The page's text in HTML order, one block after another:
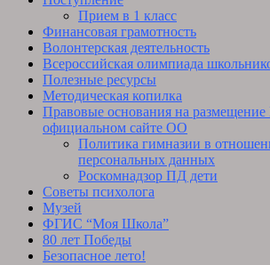
Прием в 1 класс
Финансовая грамотность
Волонтерская деятельность
Всероссийская олимпиада
Полезные ресурсы
Методическая копилка
Правовые основания на
официальном сайте ОО
Политика гимназии в
персональных данных
Роскомнадзор ПД дети
Советы психолога
Музей
ФГИС “Моя Школа”
80 лет Победы
Безопасное лето!